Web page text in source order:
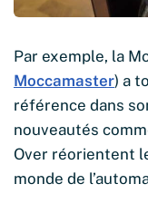
Par exemple, la
Moccamaster) a
référence dans
nouveautés
Over réorientent
monde de